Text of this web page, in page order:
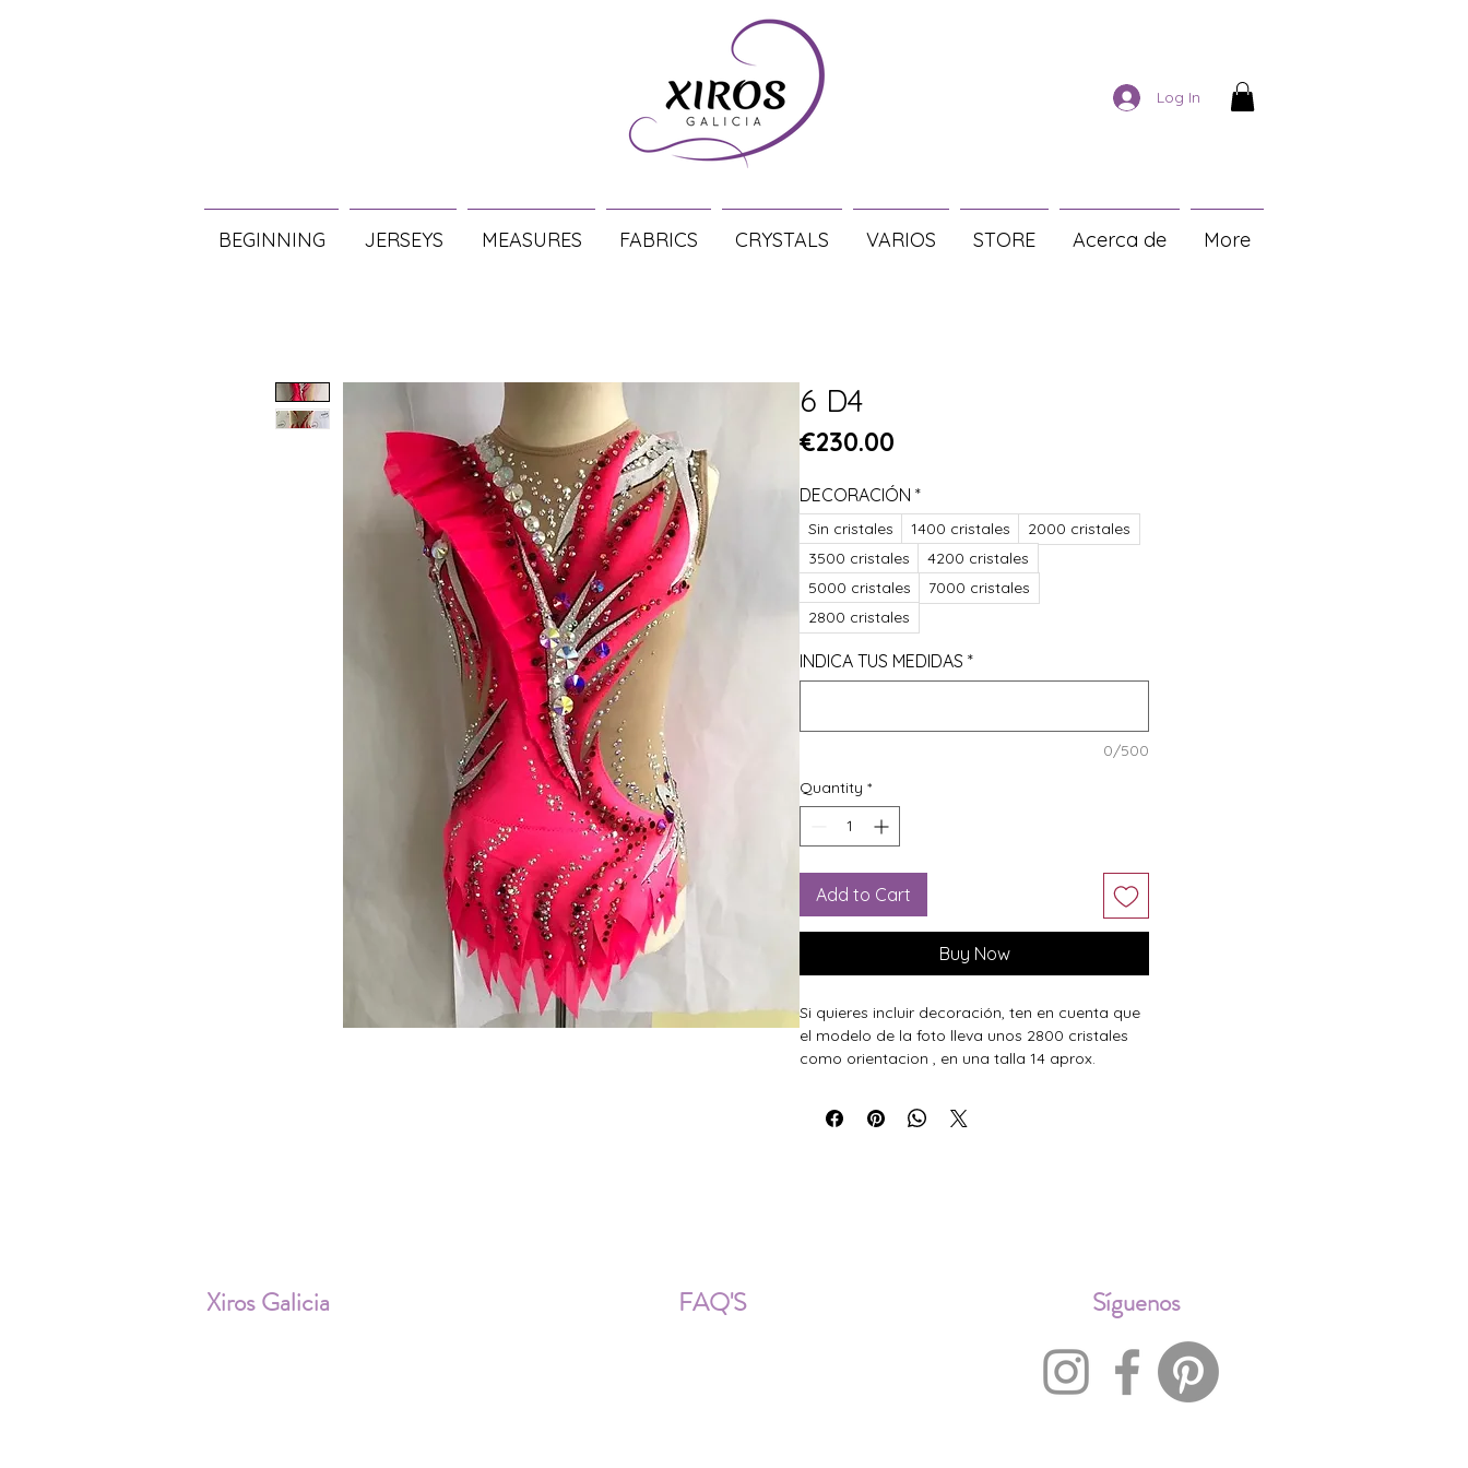
Log In
BEGINNING JERSEYS MEASURES FABRICS CRYSTALS VARIOS STORE Acerca de More
6 D4
€230.00
DECORACIÓN *
Sin cristales 1400 cristales
2000 cristales
3500 cristales
4200 cristales
5000 cristales
7000 cristales
2800 cristales
INDICA TUS MEDIDAS *
0/500
Quantity *
Add to Cart
Buy Now
Si quieres incluir decoración, ten en cuenta que
el modelo de la foto lleva unos 2800 cristales
como orientacion , en una talla 14 aprox.
Xiros Galicia FAQ'S Síguenos